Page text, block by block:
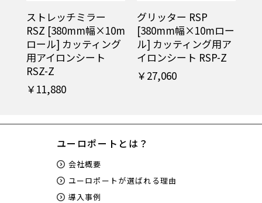
ストレッチミラー
RSZ [380mm幅×10m
ロール] カッティング
用アイロンシート
RSZ-Z
￥11,880
グリッター RSP
[380mm幅×10mロー
ル] カッティング用ア
イロンシート RSP-Z
￥27,060
ユーロポートとは？
会社概要
ユーロポートが選ばれる理由
導入事例